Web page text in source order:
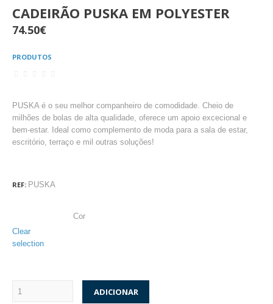
CADEIRÃO PUSKA EM POLYESTER
74.50€
PRODUTOS
PUSKA é o seu melhor companheiro de comodidade. Cheio de
milhões de bolas de alta qualidade, oferece um apoio excecional e
bem-estar. Ideal como complemento de moda para a sala de estar,
escritório, terraço e mil outras soluções!
REF: PUSKA
Cor
Clear
selection
ADICIONAR